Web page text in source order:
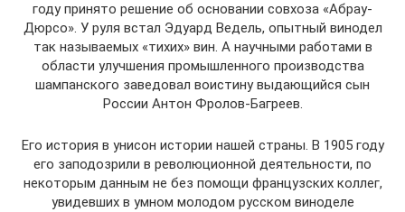
году принято решение об основании совхоза «Абрау-
Дюрсо». У руля встал Эдуард Ведель, опытный винодел
так называемых «тихих» вин. А научными работами в
области улучшения промышленного производства
шампанского заведовал воистину выдающийся сын
России Антон Фролов-Багреев.
Его история в унисон истории нашей страны. В 1905 году
его заподозрили в революционной деятельности, по
некоторым данным не без помощи французских коллег,
увидевших в умном молодом русском виноделе